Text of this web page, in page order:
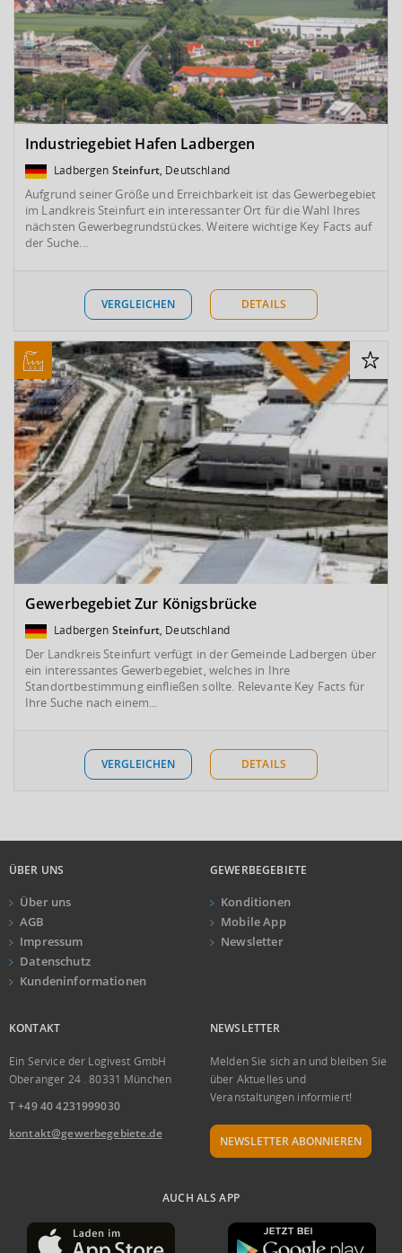
Industriegebiet Hafen Ladbergen
Ladbergen Steinfurt, Deutschland
Aufgrund seiner Größe und Erreichbarkeit ist das Gewerbegebiet
im Landkreis Steinfurt ein interessanter Ort für die Wahl Ihres
nächsten Gewerbegrundstückes. Weitere wichtige Key Facts auf
der Suche...
VERGLEICHEN DETAILS
Gewerbegebiet Zur Königsbrücke
Ladbergen Steinfurt, Deutschland
Der Landkreis Steinfurt verfügt in der Gemeinde Ladbergen über
ein interessantes Gewerbegebiet, welches in Ihre
Standortbestimmung einfließen sollte. Relevante Key Facts für
Ihre Suche nach einem...
VERGLEICHEN DETAILS
ÜBER UNS
Über uns
AGB
Impressum
Datenschutz
Kundeninformationen
GEWERBEGEBIETE
Konditionen
Mobile App
Newsletter
KONTAKT
Ein Service der Logivest GmbH
Oberanger 24 . 80331 München
T +49 40 4231999030
kontakt@gewerbegebiete.de
NEWSLETTER
Melden Sie sich an und bleiben Sie
über Aktuelles und
Veranstaltungen informiert!
NEWSLETTER ABONNIEREN
AUCH ALS APP